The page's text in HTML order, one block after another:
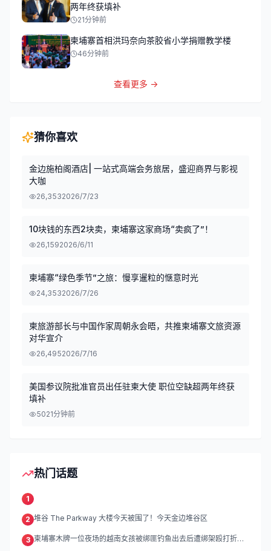
两年终获填补
21分钟前
柬埔寨首相洪玛奈向茶胶省小学捐赠教学楼
46分钟前
查看更多 →
猜你喜欢
金边施柏阁酒店| 一站式高端会务旅居，盛迎商界与影视
大咖
26,3532026/7/23
10块钱的东西2块卖，柬埔寨这家商场“卖疯了”！
26,1592026/6/11
柬埔寨“绿色季节”之旅：慢享暹粒的惬意时光
24,3532026/7/26
柬旅游部长与中国作家周朝永会晤，共推柬埔寨文旅资源
对华宣介
26,4952026/7/16
美国参议院批准官员出任驻柬大使 职位空缺超两年终获
填补
5021分钟前
热门话题
1
2 堆谷 The Parkway 大楼今天被围了！今天金边堆谷区
3 柬埔寨木牌一位夜场的越南女孩被绑匪钓鱼出去后遭绑架殴打折